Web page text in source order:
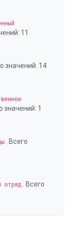
11
значений: 14
значений: 1
. Всего
отряд . Всего